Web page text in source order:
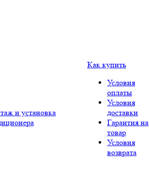
и установка
Как купить
Условия
оплаты
Условия
доставки
Гарантия на
товар
Условия
возврата